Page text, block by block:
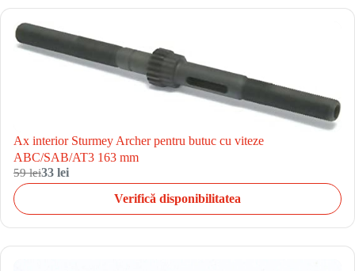
Ax interior Sturmey Archer pentru butuc cu viteze
ABC/SAB/AT3 163 mm
59 lei33 lei
Verifică disponibilitatea